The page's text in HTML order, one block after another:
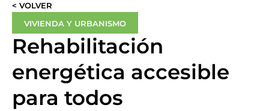
< VOLVER
VIVIENDA Y URBANISMO
Rehabilitación
energética accesible
para todos